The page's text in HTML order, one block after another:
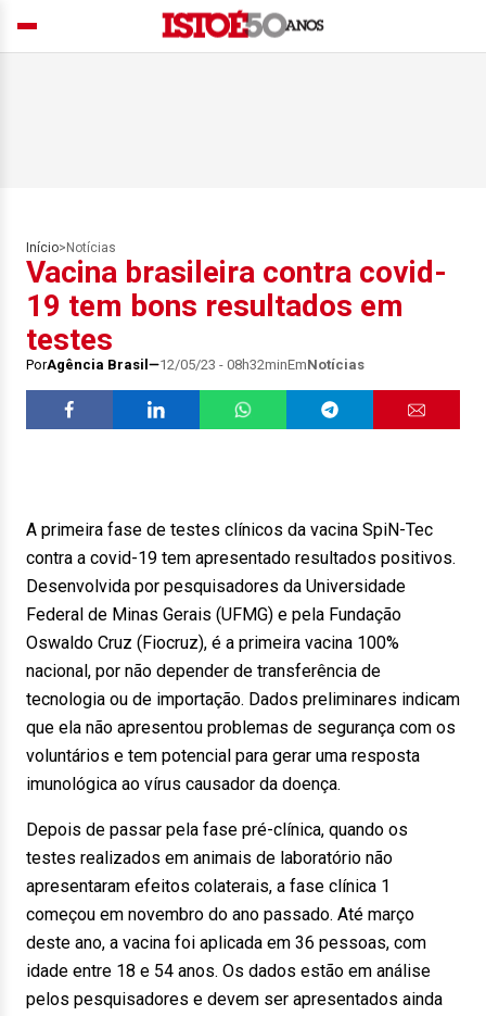
Início> Notícias
Vacina brasileira contra covid-
19 tem bons resultados em
testes
PorAgência Brasil 12/05/23 - 08h32minEmNotícias
A primeira fase de testes clínicos da vacina SpiN-Tec
contra a covid-19 tem apresentado resultados positivos.
Desenvolvida por pesquisadores da Universidade
Federal de Minas Gerais (UFMG) e pela Fundação
Oswaldo Cruz (Fiocruz), é a primeira vacina 100%
nacional, por não depender de transferência de
tecnologia ou de importação. Dados preliminares indicam
que ela não apresentou problemas de segurança com os
voluntários e tem potencial para gerar uma resposta
imunológica ao vírus causador da doença.
Depois de passar pela fase pré-clínica, quando os
testes realizados em animais de laboratório não
apresentaram efeitos colaterais, a fase clínica 1
começou em novembro do ano passado. Até março
deste ano, a vacina foi aplicada em 36 pessoas, com
idade entre 18 e 54 anos. Os dados estão em análise
pelos pesquisadores e devem ser apresentados ainda